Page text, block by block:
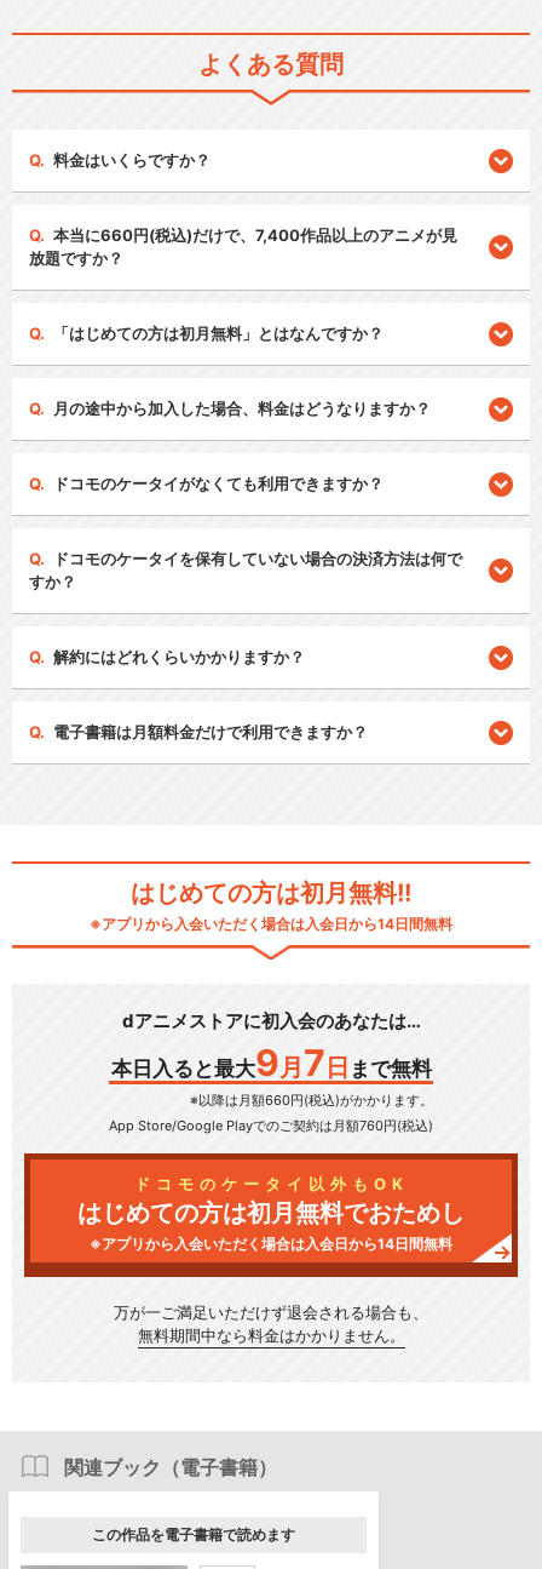
よくある質問
料金はいくらですか？
本当に660円(税込)だけで、7,400作品以上のアニメが見
放題ですか？
「はじめての方は初月無料」とはなんですか？
月の途中から加入した場合、料金はどうなりますか？
ドコモのケータイがなくても利用できますか？
ドコモのケータイを保有していない場合の決済方法は何で
すか？
解約にはどれくらいかかりますか？
電子書籍は月額料金だけで利用できますか？
はじめての方は初月無料!!
※アプリから入会いただく場合は入会日から14日間無料
dアニメストアに初入会のあなたは…
本日入ると最大9 月 7 日 まで無料
※以降は月額660円(税込)がかかります。
App Store/Google Playでのご契約は月額760円(税込)
ドコモのケータイ以外もOK
はじめての方は初月無料でおためし
※アプリから入会いただく場合は入会日から14日間無料
万が一ご満足いただけず退会される場合も、
無料期間中なら料金はかかりません。
関連ブック（電子書籍）
この作品を電子書籍で読めます